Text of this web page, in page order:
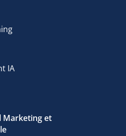
IA
Marketing et